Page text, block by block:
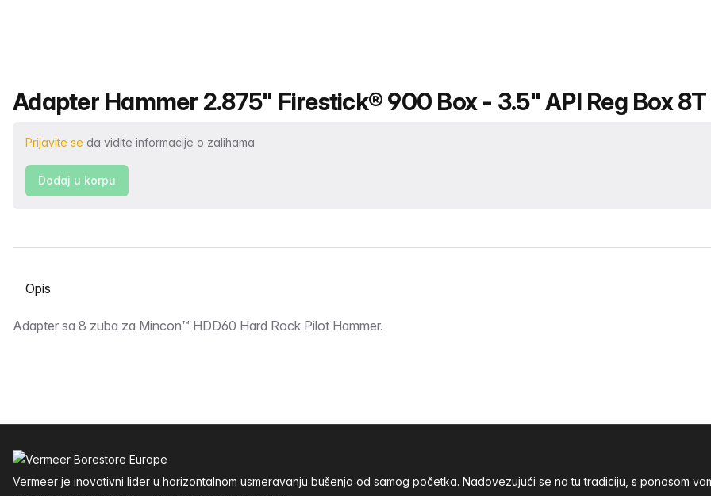
Naziv proizvoda
Adapter Hammer 2.875" Firestick® 900 Box - 3.5" API Reg Box 8T
Prijavite se da vidite informacije o zalihama
Dodaj u korpu
Odaberite karticu
Opis
Adapter sa 8 zuba za Mincon™ HDD60 Hard Rock Pilot Hammer.
Vermeer je inovativni lider u horizontalnom usmeravanju bušenja od samog početka. Nadovezujući se na tu tradiciju, s ponosom